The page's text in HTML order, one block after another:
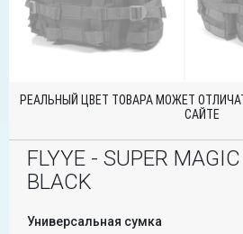
РЕАЛЬНЫЙ ЦВЕТ ТОВАРА МОЖЕТ
САЙТЕ
FLYYE - SUPER
BLACK
Универсальная сумка